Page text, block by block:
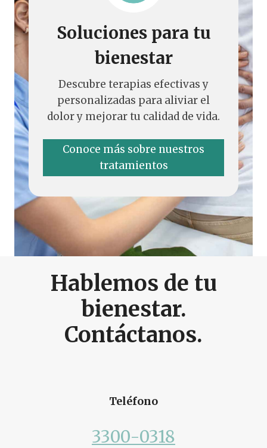
Soluciones para tu
bienestar
Descubre terapias efectivas y
personalizadas para aliviar el
dolor y mejorar tu calidad de vida.
Conoce más sobre nuestros
tratamientos
Hablemos de tu
bienestar.
Contáctanos.
Teléfono
3300-0318